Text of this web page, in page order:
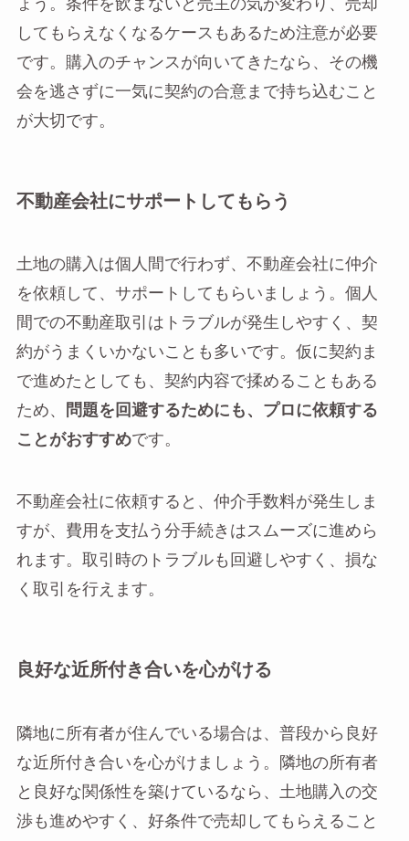
ょう。条件を飲まないと売主の気が変わり、売却
してもらえなくなるケースもあるため注意が必要
です。購入のチャンスが向いてきたなら、その機
会を逃さずに一気に契約の合意まで持ち込むこと
が大切です。
不動産会社にサポートしてもらう
土地の購入は個人間で行わず、不動産会社に仲介
を依頼して、サポートしてもらいましょう。個人
間での不動産取引はトラブルが発生しやすく、契
約がうまくいかないことも多いです。仮に契約ま
で進めたとしても、契約内容で揉めることもある
ため、
問題を回避するためにも、プロに依頼する
ことがおすすめです。
不動産会社に依頼すると、仲介手数料が発生しま
すが、費用を支払う分手続きはスムーズに進めら
れます。取引時のトラブルも回避しやすく、損な
く取引を行えます。
良好な近所付き合いを心がける
隣地に所有者が住んでいる場合は、普段から良好
な近所付き合いを心がけましょう。隣地の所有者
と良好な関係性を築けているなら、土地購入の交
渉も進めやすく、好条件で売却してもらえること